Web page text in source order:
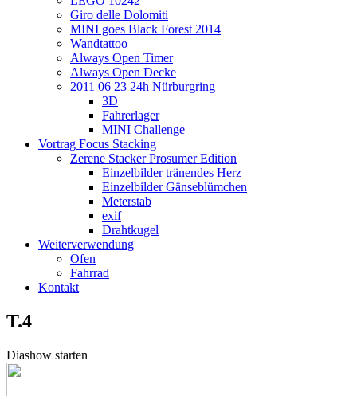
Giro delle Dolomiti
MINI goes Black Forest 2014
Wandtattoo
Always Open Timer
Always Open Decke
2011 06 23 24h Nürburgring
3D
Fahrerlager
MINI Challenge
Vortrag Focus Stacking
Zerene Stacker Prosumer Edition
Einzelbilder tränendes Herz
Einzelbilder Gänseblümchen
Meterstab
exif
Drahtkugel
Weiterverwendung
Ofen
Fahrrad
Kontakt
T.4
Diashow starten